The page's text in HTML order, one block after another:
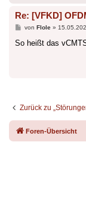
Re: [VFKD]
Beitrag
von Flole»
So heißt das
Zurück zu
Foren-Übersicht